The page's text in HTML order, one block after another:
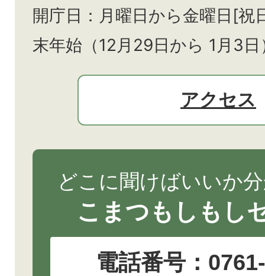
開庁日：月曜日から金曜日[祝
末年始（12月29日から 1月3
アクセス
どこに聞けばいいか
こまつもしもし
電話番号：